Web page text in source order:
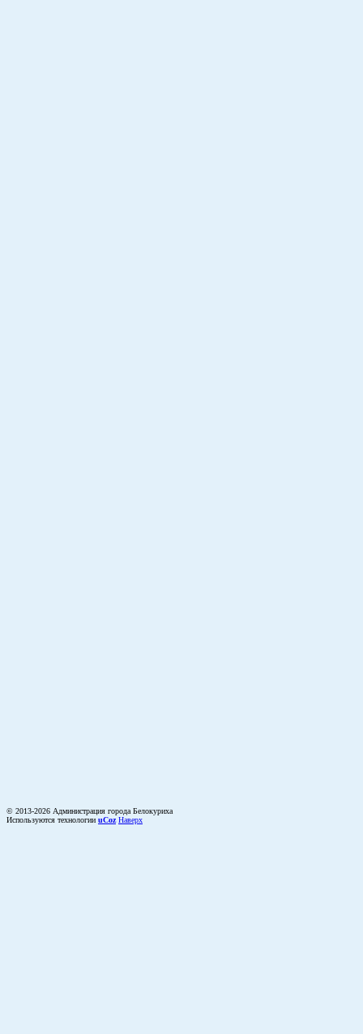
© 2013-2026 Администрация города Белокуриха
Используются технологии uCoz Наверх